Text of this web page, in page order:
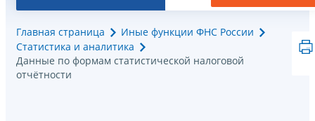
Главная страница
Иные функции ФНС России
Статистика и аналитика
Данные по формам статистической налоговой
отчётности